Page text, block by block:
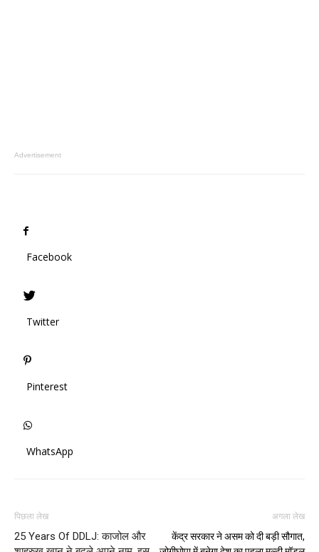
Advertisement
Facebook
Twitter
Pinterest
WhatsApp
पिछला लेख
25 Years Of DDLJ: काजोल और
अगला लेख
केंद्र सरकार ने असम को दी बड़ी सौगात,